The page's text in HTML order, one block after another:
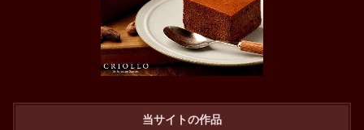
当サイトの作品